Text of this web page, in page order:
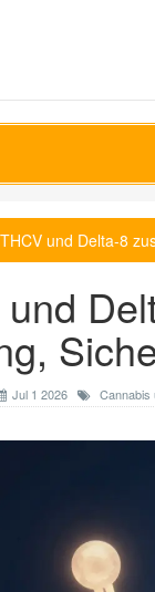
THCV und Delta-8
Jul 1 2026 Cannabis